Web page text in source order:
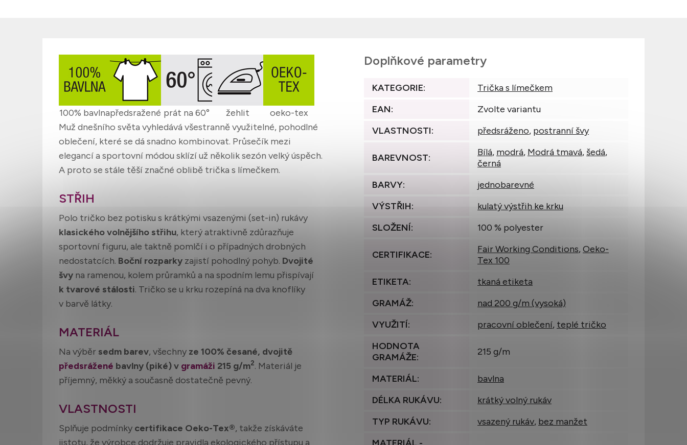
100% bavlnapředsražené prát na 60° žehlit
oeko-tex
Muž dnešního světa vyhledává všestranně využitelné, pohodlné
oblečení, které se dá snadno kombinovat. Průsečík mezi
elegancí a sportovní módou sklízí už několik sezón velký úspěch.
A proto se stále těší značné oblibě trička s límečkem.
STŘIH
Polo tričko bez potisku s krátkými vsazenými (set-in) rukávy
klasického volnějšího střihu, který atraktivně zdůrazňuje
sportovní figuru, ale taktně pomlčí i o případných drobných
nedostatcích. Boční rozparky zajistí pohodlný pohyb. Dvojité
švy na ramenou, kolem průramků a na spodním lemu přispívají
k tvarové stálosti. Tričko se u krku rozepíná na dva knoflíky
v barvě látky.
MATERIÁL
Na výběr sedm barev, všechny ze 100% česané, dvojitě
předsrážené bavlny (piké) v gramáži 215 g/m2. Materiál je
příjemný, měkký a současně dostatečně pevný.
VLASTNOSTI
Splňuje podmínky certifikace Oeko-Tex®, takže získáváte
jistotu, že výrobce dodržuje pravidla ekologického přístupu a
Doplňkové parametry
KATEGORIE:
Trička s límečkem
EAN:
Zvolte variantu
VLASTNOSTI: předsráženo, postranní švy
BAREVNOST: Bílá, modrá, Modrá tmavá, šedá,
černá
BARVY:
jednobarevné
VÝSTŘIH:
kulatý výstřih ke krku
SLOŽENÍ: 100 % polyester
CERTIFIKACE: Fair Working Conditions,Oeko-
Tex 100
ETIKETA:
tkaná etiketa
GRAMÁŽ:
nad 200 g/m (vysoká)
VYUŽITÍ: pracovní oblečení, teplé tričko
HODNOTA
GRAMÁŽE: 215 g/m
MATERIÁL:
bavlna
DÉLKA RUKÁVU:
krátký volný rukáv
TYP RUKÁVU: vsazený rukáv, bez manžet
MATERIÁL -